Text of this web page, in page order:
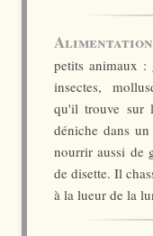
Alimentation
petits animaux :
insectes,
qu'il trouve sur
déniche dans
nourrir aussi de
de disette. Il
à la lueur de la